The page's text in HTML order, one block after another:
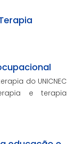
do UNICNEC
e terapia